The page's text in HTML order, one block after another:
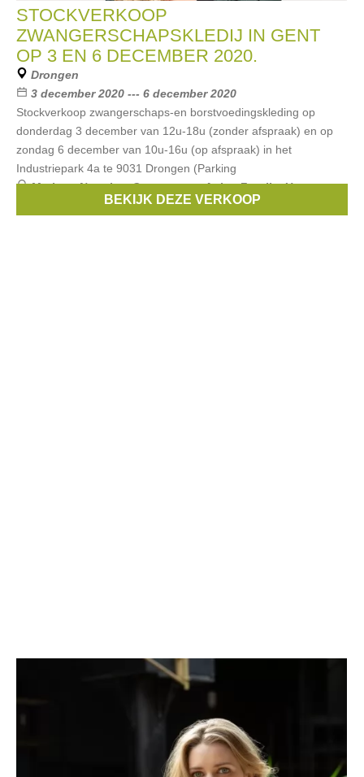
STOCKVERKOOP
ZWANGERSCHAPSKLEDIJ IN GENT
OP 3 EN 6 DECEMBER 2020.
Drongen
3 december 2020 --- 6 december 2020
Stockverkoop zwangerschaps-en borstvoedingskleding op
donderdag 3 december van 12u-18u (zonder afspraak) en op
zondag 6 december van 10u-16u (op afspraak) in het
Industriepark 4a te 9031 Drongen (Parking
Merken:Noppies,Queen mum,Anita,Fragile,Un ventre
BEKIJK DEZE VERKOOP